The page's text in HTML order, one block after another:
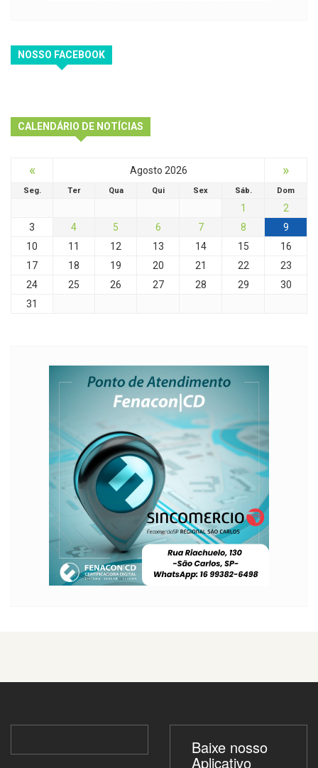
NOSSO FACEBOOK
CALENDÁRIO DE NOTÍCIAS
« Agosto 2026 »
Seg. Ter Qua Qui Sex Sáb. Dom
1
2
3
4 5 6 7 8
9
10
11 12 13 14 15
16
17
18 19 20 21 22
23
24
25 26 27 28 29
30
31
Baixe nosso
Aplicativo